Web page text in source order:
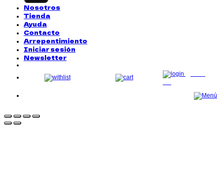
Nosotros
Tienda
Ayuda
Contacto
Arrepentimiento
Iniciar sesión
Newsletter